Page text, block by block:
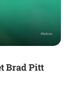
Brad Pitt